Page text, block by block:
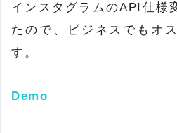
インスタグラムのAPI仕様
たので、ビジネスでもオ
す。
Demo